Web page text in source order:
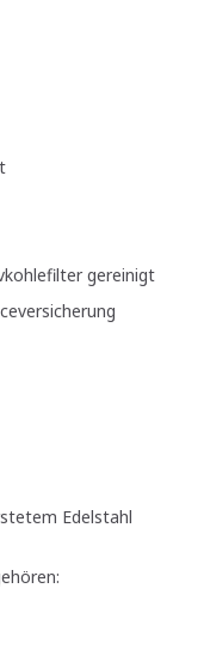
gereinigt
Edelstahl